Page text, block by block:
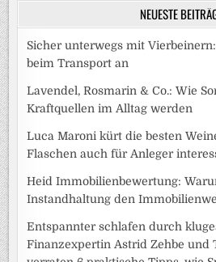
NEUESTE
Sicher unterwegs mit
beim Transport an
Lavendel, Rosmarin & Co.: Wie
Kraftquellen im Alltag werden
Luca Maroni kürt die besten
Flaschen auch für Anleger
Heid Immobilienbewertung:
Instandhaltung den
Entspannter schlafen durch
Finanzexpertin Astrid Zehbe und